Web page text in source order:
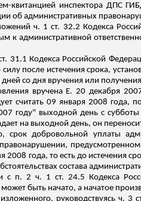
квитанцией инспектора ДПС
об административных
ч. 1 ст. 32.2 Кодекса
к административной
31.1 Кодекса Российской
силу после истечения срока,
дней со дня вручения или
вручена Е. 20 декабря
считать 09 января 2008 года,
году" выходной день с
на выходной день, он
срок добровольной уплаты
2008 года, то есть до истечения
состава
с п. 2 ч. 1 ст. 24.5 Кодекса
быть начато, а начатое
руководствуясь ч. 3